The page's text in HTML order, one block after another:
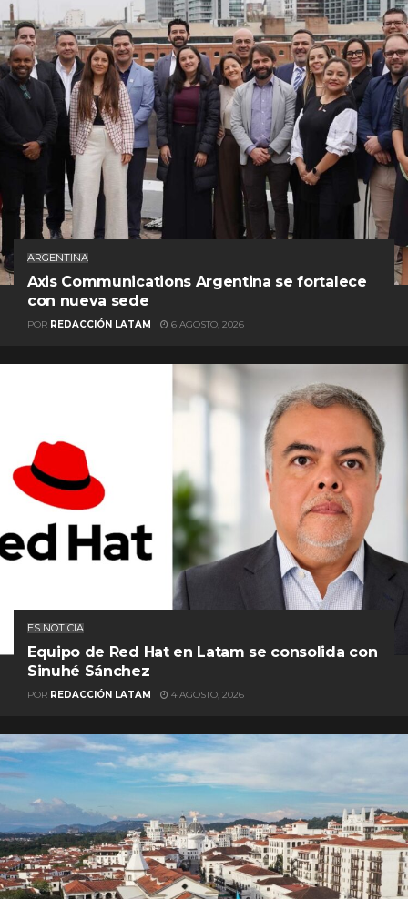
ARGENTINA
Axis Communications Argentina se fortalece
con nueva sede
POR REDACCIÓN LATAM 6 AGOSTO, 2026
ES NOTICIA
Equipo de Red Hat en Latam se consolida con
Sinuhé Sánchez
POR REDACCIÓN LATAM 4 AGOSTO, 2026